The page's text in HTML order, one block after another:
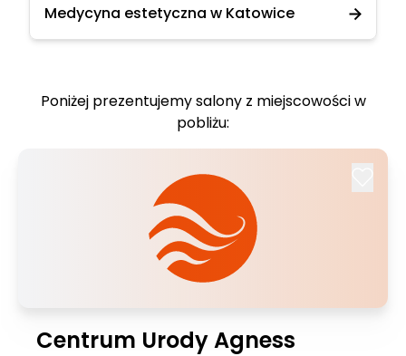
Medycyna estetyczna w Katowice
Poniżej prezentujemy salony z miejscowości w
pobliżu:
Centrum Urody Agness